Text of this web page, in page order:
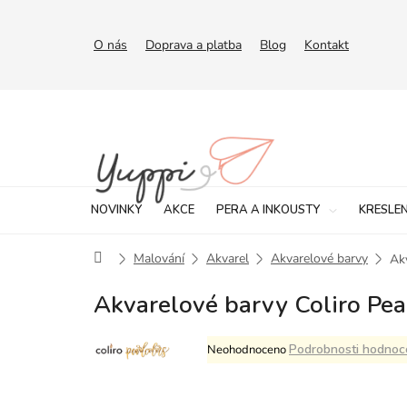
O nás Doprava a platba Blog Kontakt
NOVINKY AKCE PERA A INKOUSTY
DomůMalování Akvarel Akvarelové barvy
Akvarelové barvy Coliro
Průměrné
hodnocení
NeohodnocenoPodrobnosti